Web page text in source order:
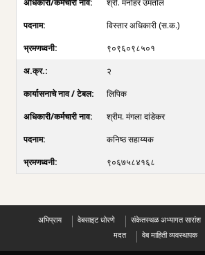
श्री. मनोहर उमतोल
विस्तार अधिकारी (स.क.)
९०९६०९८५०१
२
लिपिक
श्रीम. मंगला दांडेकर
कनिष्ठ सहाय्यक
९०६७५८४१६८
अभिप्राय वेबसाइट धोरणे संकेतस्थळ अभ्यागत सारांश
मदत
वेब माहिती व्यवस्थापक